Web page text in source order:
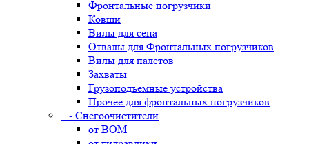
Фронтальные погрузчики
Ковши
Вилы для сена
Отвалы для Фронтальных погрузчиков
Вилы для палетов
Захваты
Грузоподъемные устройства
Прочее для фронтальных погрузчиков
- Снегоочистители
от ВОМ